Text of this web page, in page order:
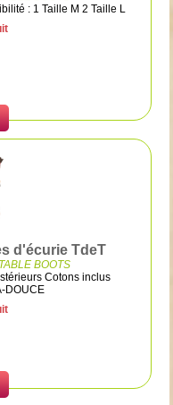
: 1 Taille M 2 Taille L
d'écurie TdeT
BOOTS
Cotons inclus
DOUCE